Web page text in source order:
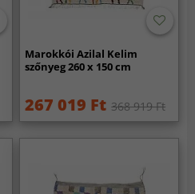
Marokkói Azilal Kelim
szőnyeg 260 x 150 cm
267 019 Ft 368 919 Ft